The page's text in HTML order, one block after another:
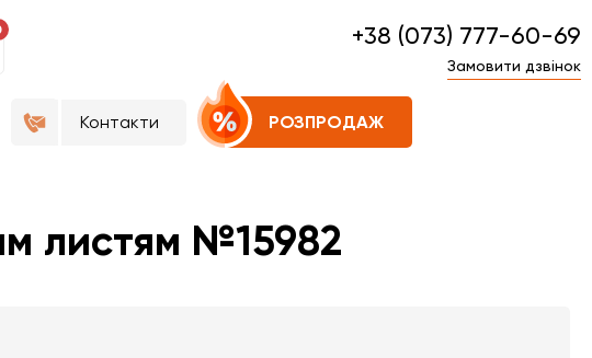
+38 (073) 777-60-69
Замовити дзвінок
Контакти РОЗПРОДАЖ
листям №15982